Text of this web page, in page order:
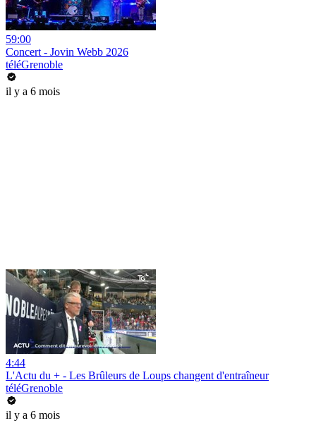
59:00
Concert - Jovin Webb 2026
téléGrenoble
il y a 6 mois
4:44
L'Actu du + - Les Brûleurs de Loups changent d'entraîneur
téléGrenoble
il y a 6 mois